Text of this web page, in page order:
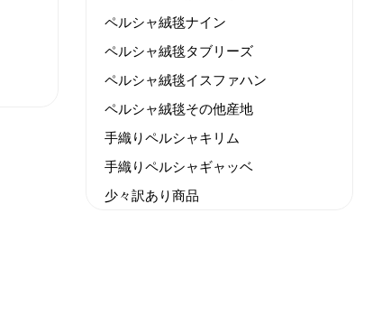
ペルシャ絨毯ナイン
ペルシャ絨毯タブリーズ
ペルシャ絨毯イスファハン
ペルシャ絨毯その他産地
手織りペルシャキリム
手織りペルシャギャッベ
少々訳あり商品